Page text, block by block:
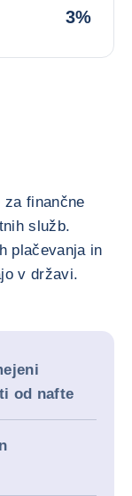
3%
za finančne
služb.
plačevanja in
v državi.
od nafte